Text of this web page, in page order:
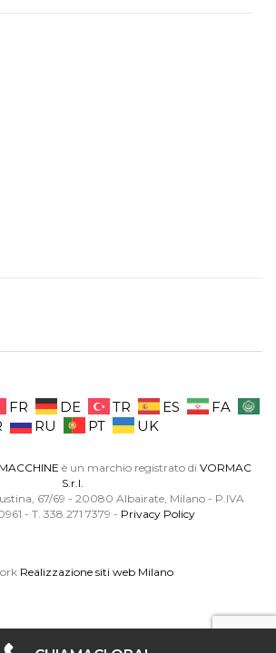
FR DE TR ES
FA
RU PT UK
è un marchio registrato di VORMAC
S.r.l.
67/69 - 20080 Albairate, Milano - P.IVA
- T. 338 271 7379 - Privacy Policy
Realizzazione siti web Milano